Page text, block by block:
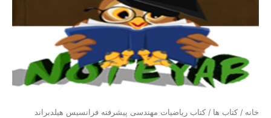
خانه / کتاب ها / کتاب ریاضیات مهندسی پیشرفته فرانسیس هیلدبراند